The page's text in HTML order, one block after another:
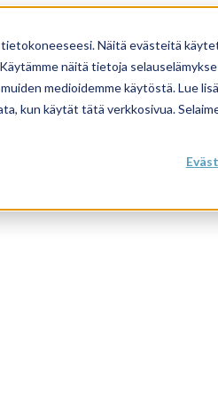
Näitä evästeitä
näitä tietoja
medioidemme käytöstä. Lue
kun käytät tätä verkkosivua.